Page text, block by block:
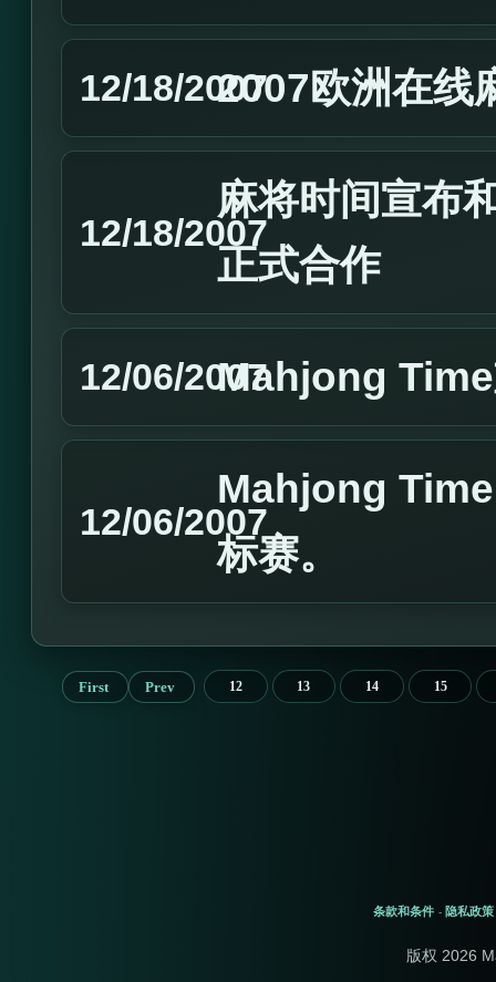
12/18/20072007欧洲在线
12/18/2007
麻将时间宣布
正式合作
12/06/2007Mahjong
12/06/2007
Mahjong
标赛。
First Prev 12 13 14 15
条款和条件 - 隐私政策
版权 2026